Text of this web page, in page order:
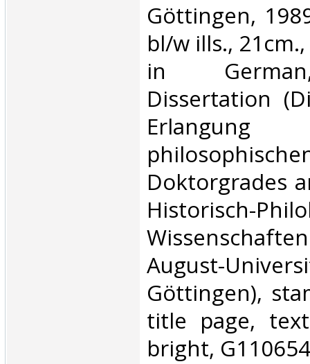
‎Göttingen,
bl/w ills.,
in
Dissertation
Doktorgrades
Historisch-
August-
Göttingen),
title page,
bright, G110654‎